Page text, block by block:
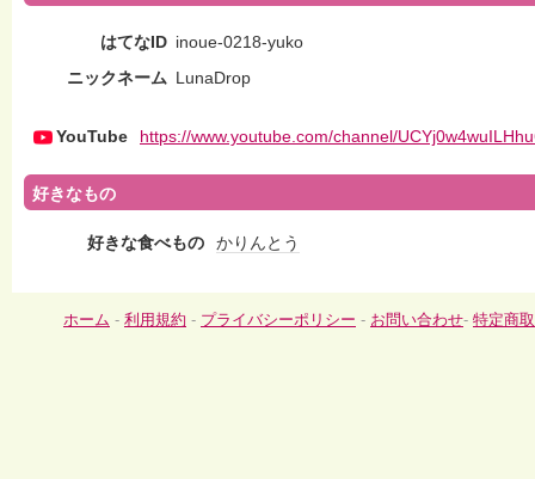
はてなID inoue-0218-yuko
ニックネーム LunaDrop
YouTube https://www.youtube.com/channel/
好きなもの
好きな食べもの かりんとう
ホーム - 利用規約 - プライバシーポリシー - お問い合わせ- 特定商